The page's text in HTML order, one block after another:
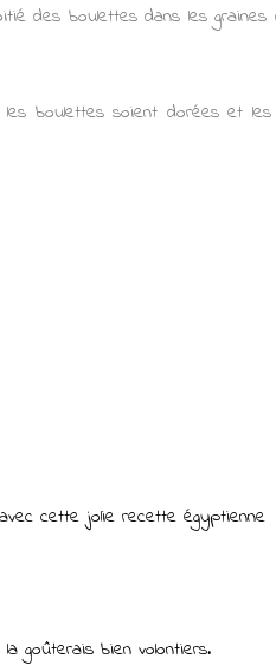
des boulettes dans les
boulettes soient dorées et
cette jolie recette égyptienne
goûterais bien volontiers.